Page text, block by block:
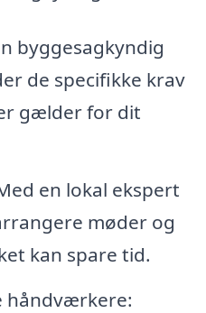
byggesagkyndig
de specifikke krav
gælder for dit
en lokal ekspert
møder og
kan spare tid.
håndværkere: